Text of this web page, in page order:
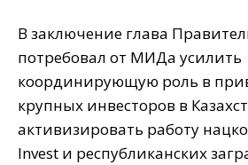
В заключение глава
потребовал от МИДа усилить
координирующую роль в
крупных инвесторов в
активизировать работу
Invest и республиканских